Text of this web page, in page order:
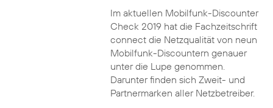
Im aktuellen Mobilfunk-Discounter
Check 2019 hat die Fachzeitschrift
connect die Netzqualität von neun
Mobilfunk-Discountern genauer
unter die Lupe genommen.
Darunter finden sich Zweit- und
Partnermarken aller Netzbetreiber.